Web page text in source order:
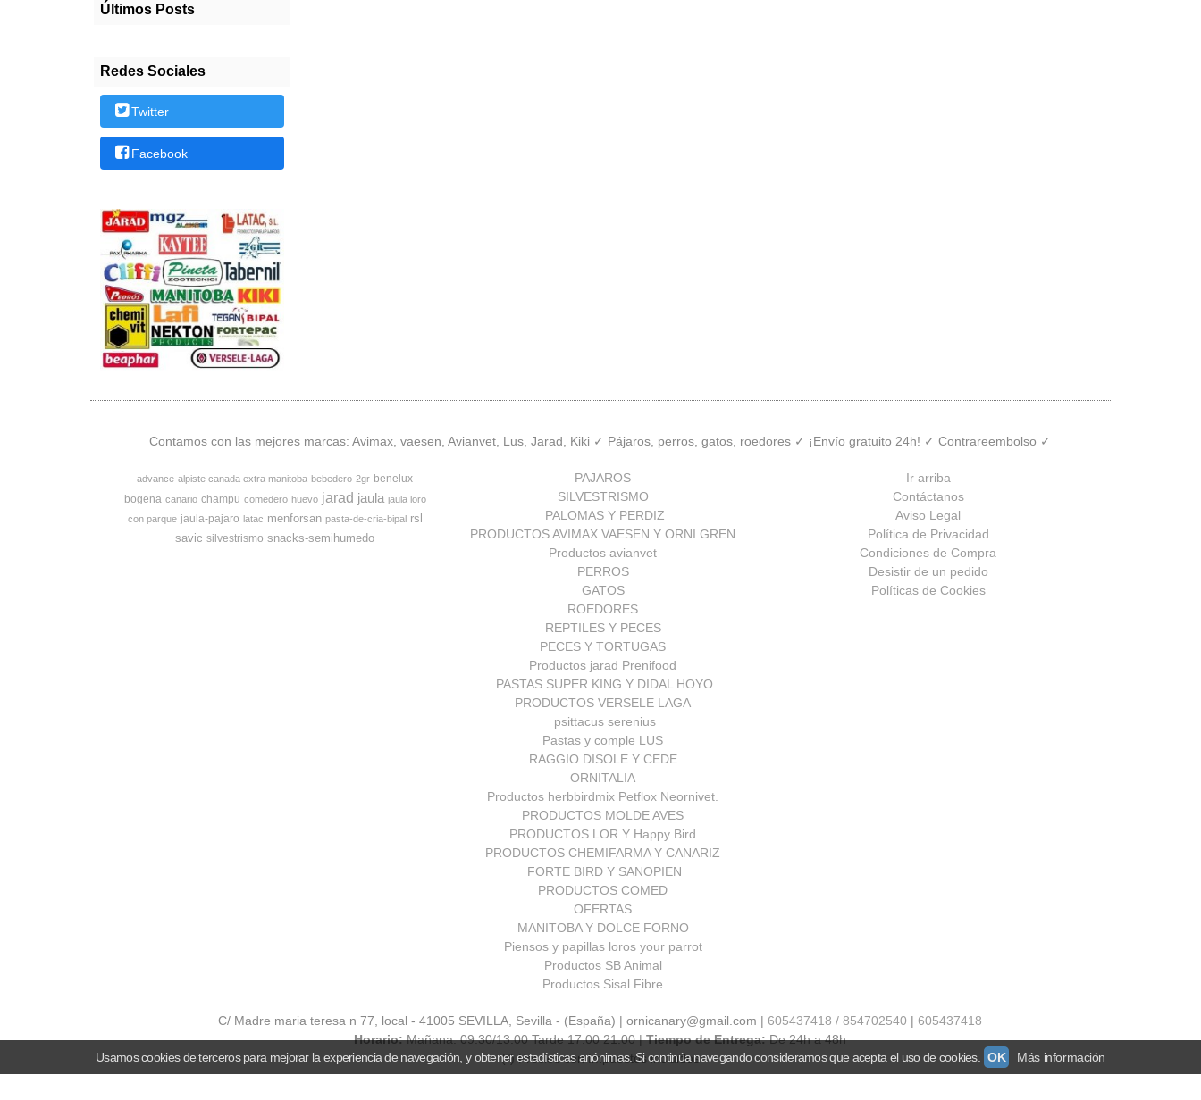
Últimos Posts
Redes Sociales
Twitter
Facebook
Contamos con las mejores marcas: Avimax, vaesen, Avianvet, Lus, Jarad, Kiki ✓ Pájaros, perros, gatos, roedores ✓ ¡Envío gratuito 24h! ✓ Contrareembolso ✓
advance alpiste canada extra manitoba bebedero-2gr benelux
bogena canario champu comedero huevo jarad jaula jaula loro
con parque jaula-pajaro latac menforsan pasta-de-cria-bipal rsl
savic silvestrismo snacks-semihumedo
PAJAROS
SILVESTRISMO
PALOMAS Y PERDIZ
PRODUCTOS AVIMAX VAESEN Y ORNI GREN
Productos avianvet
PERROS
GATOS
ROEDORES
REPTILES Y PECES
PECES Y TORTUGAS
Productos jarad Prenifood
PASTAS SUPER KING Y DIDAL HOYO
PRODUCTOS VERSELE LAGA
psittacus serenius
Pastas y comple LUS
RAGGIO DISOLE Y CEDE
ORNITALIA
Productos herbbirdmix Petflox Neornivet.
PRODUCTOS MOLDE AVES
PRODUCTOS LOR Y Happy Bird
PRODUCTOS CHEMIFARMA Y CANARIZ
FORTE BIRD Y SANOPIEN
PRODUCTOS COMED
OFERTAS
MANITOBA Y DOLCE FORNO
Piensos y papillas loros your parrot
Productos SB Animal
Productos Sisal Fibre
Ir arriba
Contáctanos
Aviso Legal
Política de Privacidad
Condiciones de Compra
Desistir de un pedido
Políticas de Cookies
C/ Madre maria teresa n 77, local - 41005 SEVILLA, Sevilla - (España) | ornicanary@gmail.com |605437418 / 854702540 |605437418
Horario:Mañana: 09:30/13:00 Tarde 17:00 21:00 |Tiempo de Entrega:De 24h a 48h
(*) Precios con Impuestos incluidos
Usamos cookies de terceros para mejorar la experiencia de navegación, y obtener estadísticas anónimas. Si continúa navegando consideramos que acepta el uso de cookies. OK Más información